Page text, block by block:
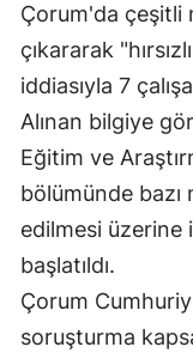
Çorum'da çeşitli
çıkararak
iddiasıyla 7
Alınan bilgiye
Eğitim ve
bölümünde
edilmesi üzerine
başlatıldı.
Çorum
soruşturma